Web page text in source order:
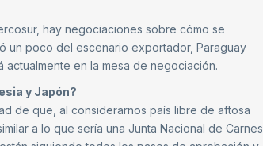
hay negociaciones sobre cómo se
un poco del escenario exportador, Paraguay
en la mesa de negociación.
y Japón?
de que, al considerarnos país libre de aftosa
a lo que sería una Junta Nacional de Carnes